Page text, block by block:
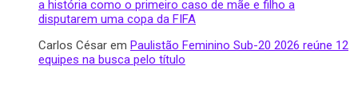
a história como o primeiro caso de mãe e filho a
disputarem uma copa da FIFA
Carlos César em Paulistão Feminino Sub-20 2026 reúne 12
equipes na busca pelo título